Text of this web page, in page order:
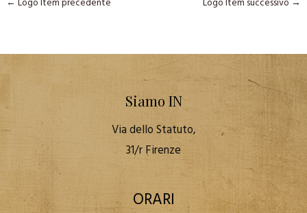
Siamo IN
Via dello Statuto,
31/r Firenze
ORARI